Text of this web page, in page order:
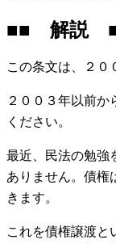
■■ 解説
この条文は、２０
２００３年以前か
ください。
最近、民法の勉強
ありません。債権
きます。
これを債権譲渡と